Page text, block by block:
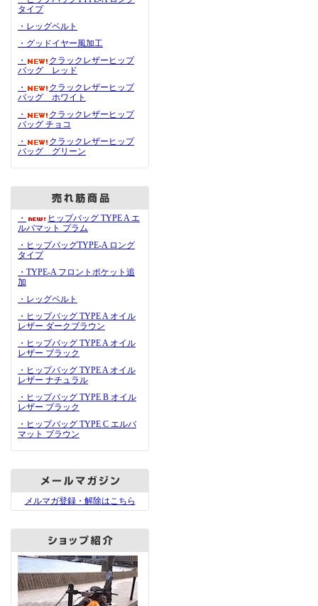
タイプ
・レッグベルト
・グッドイヤー風加工
・
クラックレザーヒップ
バッグ レッド
・
クラックレザーヒップ
バッグ ホワイト
・
クラックレザーヒップ
バッグ チョコ
・
クラックレザーヒップ
バッグ グリーン
・
ヒップバッグ TYPE A エ
ルバマット プラム
・ヒップバッグTYPE-A ロング
タイプ
・TYPE-A フロントポケット追
加
・レッグベルト
・ヒップバッグ TYPE A オイル
レザー ダークブラウン
・ヒップバッグ TYPE A オイル
レザー ブラック
・ヒップバッグ TYPE A オイル
レザー ナチュラル
・ヒップバッグ TYPE B オイル
レザー ブラック
・ヒップバッグ TYPE C エルバ
マット ブラウン
メルマガ登録・解除はこちら